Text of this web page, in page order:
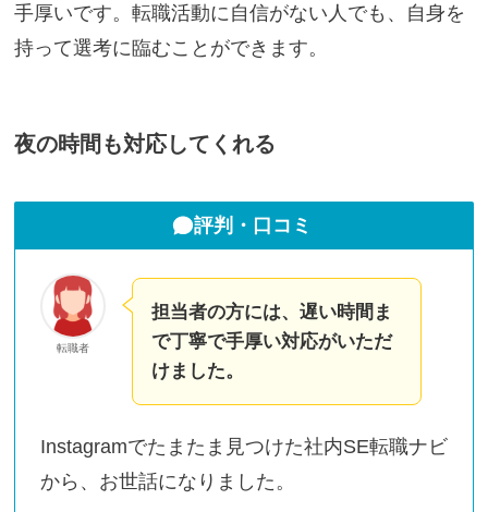
手厚いです。転職活動に自信がない人でも、自身を
持って選考に臨むことができます。
夜の時間も対応してくれる
評判・口コミ
転職者
担当者の方には、遅い時間ま
で丁寧で手厚い対応がいただ
けました。
Instagramでたまたま見つけた社内SE転職ナビ
から、お世話になりました。